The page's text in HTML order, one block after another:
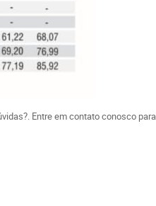
Entre em contato conosco